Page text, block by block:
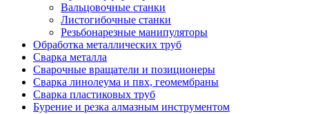
Вальцовочные станки
Листогибочные станки
Резьбонарезные манипуляторы
Обработка металлических труб
Сварка металла
Сварочные вращатели и позиционеры
Сварка линолеума и пвх, геомембраны
Сварка пластиковых труб
Бурение и резка алмазным инструментом